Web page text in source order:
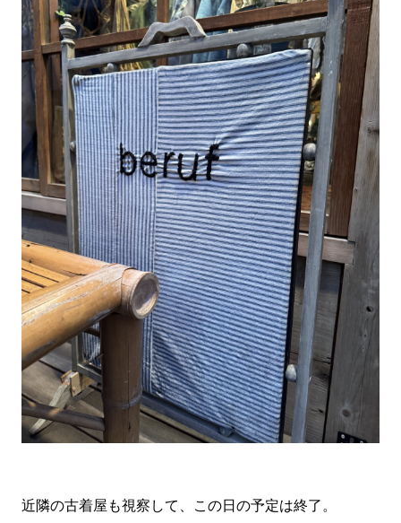
近隣の古着屋も視察して、この日の予定は終了。